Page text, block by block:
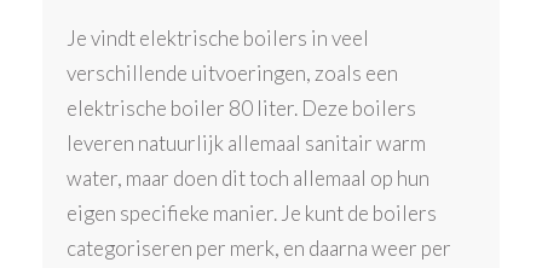
Je vindt elektrische boilers in veel
verschillende uitvoeringen, zoals een
elektrische boiler 80 liter. Deze boilers
leveren natuurlijk allemaal sanitair warm
water, maar doen dit toch allemaal op hun
eigen specifieke manier. Je kunt de boilers
categoriseren per merk, en daarna weer per